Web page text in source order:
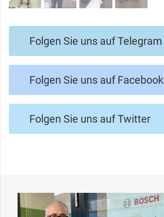
Folgen Sie uns auf Telegram
Folgen Sie uns auf Facebook
Folgen Sie uns auf Twitter